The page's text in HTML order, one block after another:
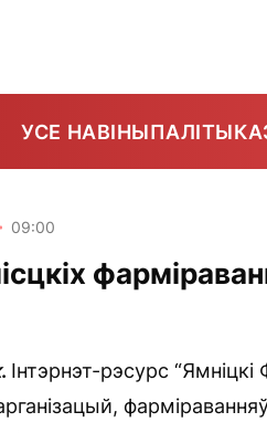
УСЕ НАВІНЫПАЛІТЫКА
09:00
. Інтэрнэт-рэсурс